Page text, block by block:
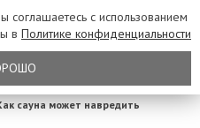
сауна может навредить
соглашаетесь с использованием
в Политике конфиденциальности